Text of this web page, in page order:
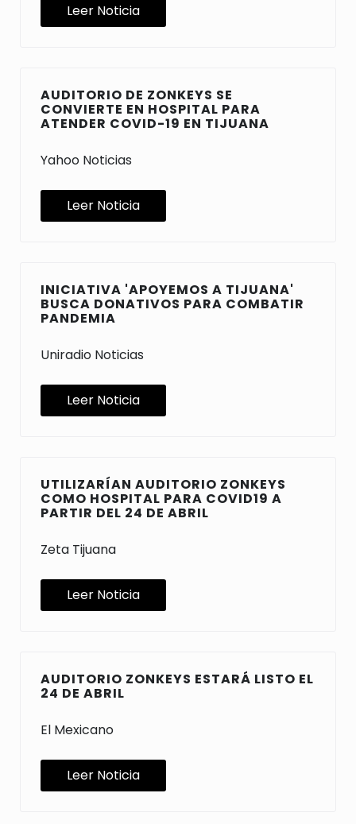
Leer Noticia
AUDITORIO DE ZONKEYS SE
CONVIERTE EN HOSPITAL PARA
ATENDER COVID-19 EN TIJUANA
Yahoo Noticias
Leer Noticia
INICIATIVA 'APOYEMOS A TIJUANA'
BUSCA DONATIVOS PARA COMBATIR
PANDEMIA
Uniradio Noticias
Leer Noticia
UTILIZARÍAN AUDITORIO ZONKEYS
COMO HOSPITAL PARA COVID19 A
PARTIR DEL 24 DE ABRIL
Zeta Tijuana
Leer Noticia
AUDITORIO ZONKEYS ESTARÁ LISTO EL
24 DE ABRIL
El Mexicano
Leer Noticia